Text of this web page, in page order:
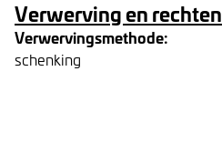
Verwerving en rechten
Verwervingsmethode:
schenking